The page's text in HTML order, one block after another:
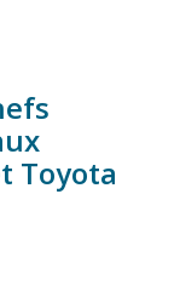
Toyota